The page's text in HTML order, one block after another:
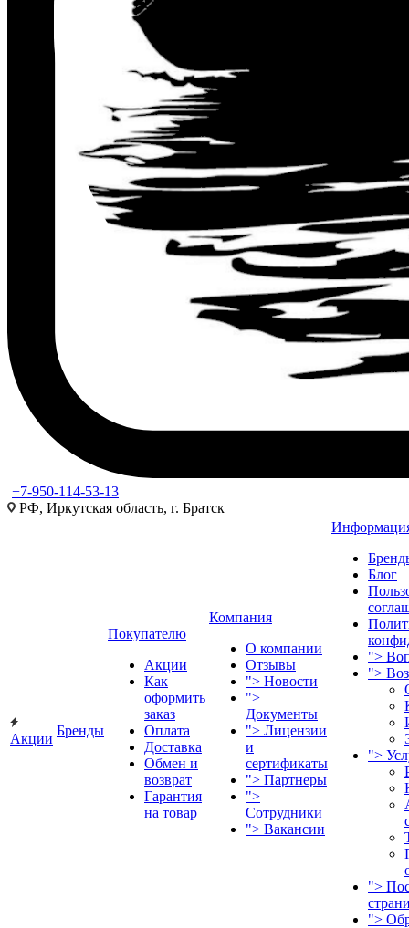
+7-950-114-53-13
РФ, Иркутская область, г. Братск
Акции
Бренды
Покупателю
Акции
Как
оформить
заказ
Оплата
Доставка
Обмен и
возврат
Гарантия
на товар
Компания
О компании
Отзывы
"> Новости
">
Документы
"> Лицензии
и
сертификаты
"> Партнеры
">
Сотрудники
"> Вакансии
Блог
">
">
">
">
">